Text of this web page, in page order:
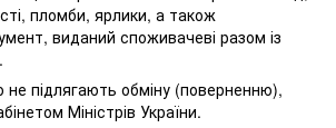
пломби, ярлики, а також
виданий споживачеві разом із
не підлягають обміну (поверненню),
Міністрів України.